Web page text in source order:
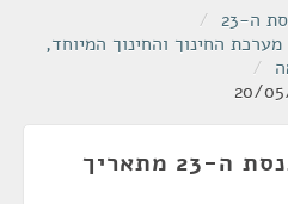
ה-23
/
החינוך והחינוך המיוחד,
/
ישיבת ועדה של הכנסת ה-23 מתאריך